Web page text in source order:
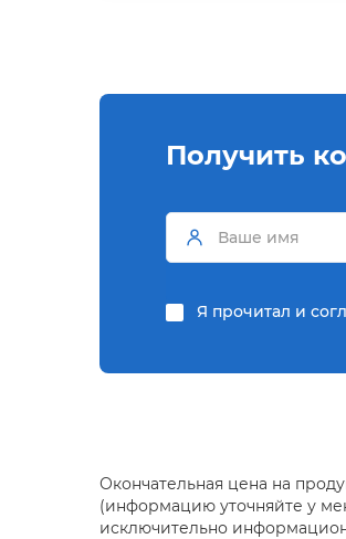
Получить
Я прочитал и
Окончательная цена на
(информацию уточняйте у
исключительно